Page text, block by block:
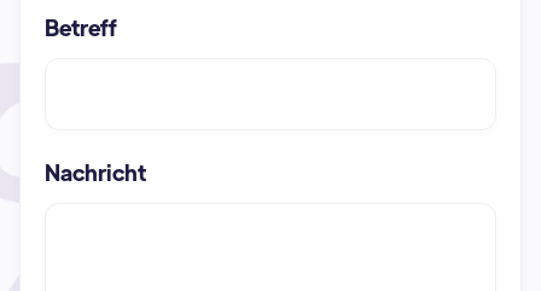
Betreff
Nachricht